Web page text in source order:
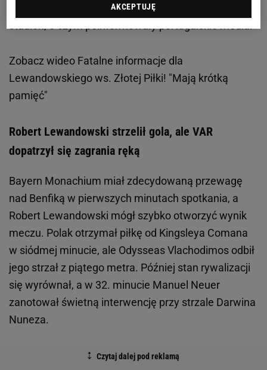
kiepskiego samopoczucia nie pojechał z drużyną na
Zobacz wideo Fatalne informacje dla
Lewandowskiego ws. Złotej Piłki! "Mają krótką
pamięć"
Robert Lewandowski strzelił gola, ale VAR
dopatrzył się zagrania ręką
Bayern Monachium miał zdecydowaną przewagę
nad Benfiką w pierwszych minutach spotkania, a
Robert Lewandowski mógł szybko otworzyć wynik
meczu. Polak otrzymał piłkę od Kingsleya Comana
w siódmej minucie, ale Odysseas Vlachodimos odbił
jego strzał z piątego metra. Później stan rywalizacji
się wyrównał, a w 32. minucie Manuel Neuer
zanotował świetną interwencję przy strzale Darwina
Nuneza.
AKCEPTUJĘ